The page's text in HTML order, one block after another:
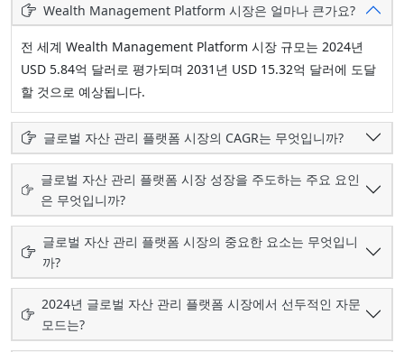
Wealth Management Platform 시장은 얼마나 큰가요?
전 세계 Wealth Management Platform 시장 규모는 2024년
USD 5.84억 달러로 평가되며 2031년 USD 15.32억 달러에 도달
할 것으로 예상됩니다.
글로벌 자산 관리 플랫폼 시장의 CAGR는 무엇입니까?
글로벌 자산 관리 플랫폼 시장 성장을 주도하는 주요 요인
은 무엇입니까?
글로벌 자산 관리 플랫폼 시장의 중요한 요소는 무엇입니
까?
2024년 글로벌 자산 관리 플랫폼 시장에서 선두적인 자문
모드는?